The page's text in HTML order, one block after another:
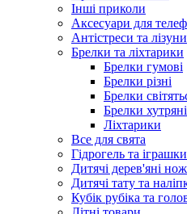
Інші приколи
Аксесуари для
Антістреси та лізуни
Брелки та ліхтарики
Брелки гумові
Брелки різні
Брелки
Брелки
Ліхтарики
Все для свята
Гідрогель та
Дитячі дерев'яні
Дитячі тату та
Кубік рубіка та